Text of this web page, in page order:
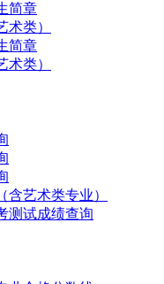
简章
术类）
简章
术类）
含艺术类专业）
测试成绩查询